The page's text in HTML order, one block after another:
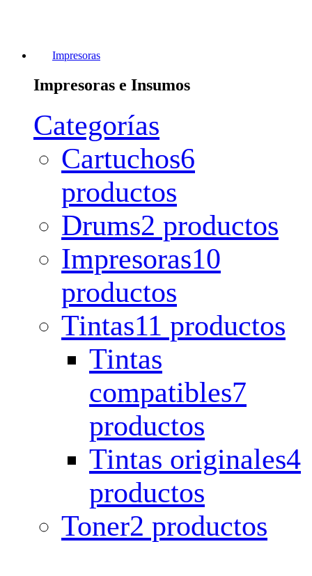
Impresoras
Impresoras e Insumos
Categorías
Cartuchos6
productos
Drums2 productos
Impresoras10
productos
Tintas11 productos
Tintas
compatibles7
productos
Tintas originales4
productos
Toner2 productos